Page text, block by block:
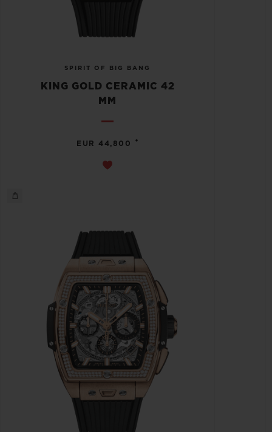
SPIRIT OF BIG BANG
KING GOLD CERAMIC 42
MM
EUR 44,800 •